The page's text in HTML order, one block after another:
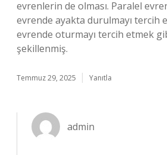
evrenlerin de olması. Paralel
evrende ayakta durulmayı tercih
evrende oturmayı tercih etmek
şekillenmiş.
Temmuz 29, 2025 Yanıtla
admin